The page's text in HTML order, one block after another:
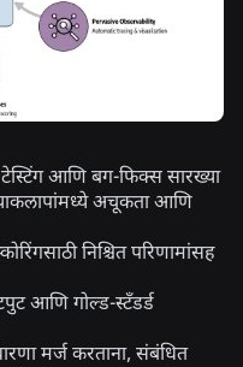
टेस्टिंग आणि बग-फिक्स सारख्या
अचूकता आणि
निश्चित परिणामांसह
आणि गोल्ड-स्टँडर्ड
मर्ज करताना, संबंधित